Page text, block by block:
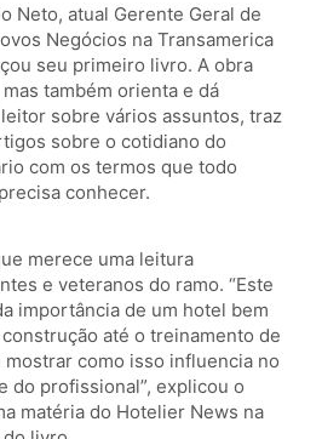
Neto, atual Gerente Geral de
Negócios na Transamerica
seu primeiro livro. A obra
também orienta e dá
sobre vários assuntos, traz
sobre o cotidiano do
com os termos que todo
conhecer.
merece uma leitura
e veteranos do ramo. “Este
importância de um hotel bem
até o treinamento de
como isso influencia no
do profissional”, explicou o
matéria do Hotelier News na